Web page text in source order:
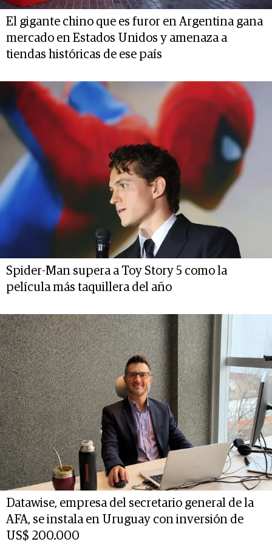
El gigante chino que es furor en Argentina gana
mercado en Estados Unidos y amenaza a
tiendas históricas de ese país
Spider-Man supera a Toy Story 5 como la
película más taquillera del año
Datawise, empresa del secretario general de la
AFA, se instala en Uruguay con inversión de
US$ 200.000